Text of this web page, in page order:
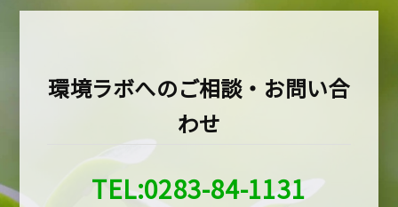
環境ラボへのご相談・お問い合
わせ
TEL:0283-84-1131